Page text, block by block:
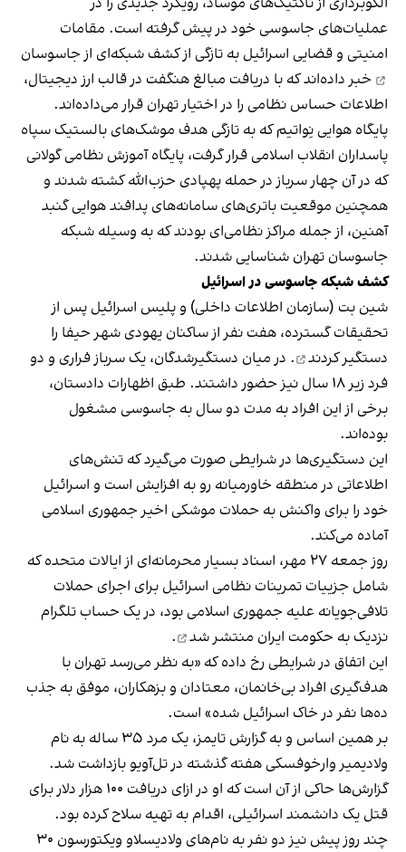
عملیات‌های جاسوسی خود در پیش گرفته است. مقامات
امنیتی و قضایی اسرائیل به تازگی ازکشف شبکه‌ای از جاسوسان
خبر داده‌اند که با دریافت مبالغ هنگفت در قالب ارز دیجیتال،
اطلاعات حساس نظامی را در اختیار تهران قرار می‌داده‌اند.
پایگاه هوایی نِواتیم که به تازگی هدف موشک‌های بالستیک سپاه
پاسداران انقلاب اسلامی قرار گرفت، پایگاه آموزش نظامی گولانی
که در آن چهار سرباز در حمله پهپادی حزب‌الله کشته شدند و
همچنین موقعیت باتری‌های سامانه‌های پدافند هوایی گنبد
آهنین، از جمله مراکز نظامی‌ای بودند که به وسیله شبکه
جاسوسان تهران شناسایی شدند.
کشف شبکه جاسوسی در اسرائیل
شین بت (سازمان اطلاعات داخلی) و پلیس اسرائیل پس از
تحقیقات گسترده، هفت نفر از ساکنان یهودی شهر حیفا را
دستگیر کردند
. در میان دستگیرشدگان، یک سرباز فراری و دو
فرد زیر ۱۸ سال نیز حضور داشتند. طبق اظهارات دادستان،
برخی از این افراد به مدت دو سال به جاسوسی مشغول
بوده‌اند.
این دستگیری‌ها در شرایطی صورت می‌گیرد که تنش‌های
اطلاعاتی در منطقه خاورمیانه رو به افزایش است و اسرائیل
خود را برای واکنش به حملات موشکی اخیر جمهوری اسلامی
آماده می‌کند.
روز جمعه ۲۷ مهر، اسناد بسیار محرمانه‌ای از ایالات متحده که
شامل جزییات تمرینات نظامی اسرائیل برای اجرای حملات
تلافی‌جویانه علیه جمهوری اسلامی بود، در یک حساب تلگرام
نزدیک به حکومت ایران منتشر شد
.
این اتفاق در شرایطی رخ داده که «به نظر می‌رسد تهران با
هدف‌گیری افراد بی‌خانمان، معتادان و بزهکاران، موفق به جذب
ده‌ها نفر در خاک اسرائیل شده‌» است.
بر همین اساس و به گزارش تایمز، یک مرد ۳۵ ساله به نام
ولادیمیر وارخوفسکی هفته گذشته در تل‌آویو بازداشت شد.
گزارش‌ها حاکی از آن است که او در ازای دریافت ۱۰۰ هزار دلار برای
قتل یک دانشمند اسرائیلی، اقدام به تهیه سلاح کرده‌ بود.
چند روز پیش نیز دو نفر به نام‌های ولادیسلاو ویکتورسون ۳۰